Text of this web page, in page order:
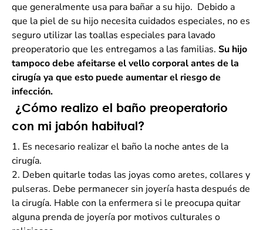
que generalmente usa para bañar a su hijo. Debido a
que la piel de su hijo necesita cuidados especiales, no es
seguro utilizar las toallas especiales para lavado
preoperatorio que les entregamos a las familias. Su hijo
tampoco debe afeitarse el vello corporal antes de la
cirugía ya que esto puede aumentar el riesgo de
infección.
¿Cómo realizo el baño preoperatorio
con mi jabón habitual?
1. Es necesario realizar el baño la noche antes de la
cirugía.
2. Deben quitarle todas las joyas como aretes, collares y
pulseras. Debe permanecer sin joyería hasta después de
la cirugía. Hable con la enfermera si le preocupa quitar
alguna prenda de joyería por motivos culturales o